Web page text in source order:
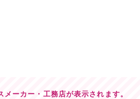
ーカー・工務店が表示されます。